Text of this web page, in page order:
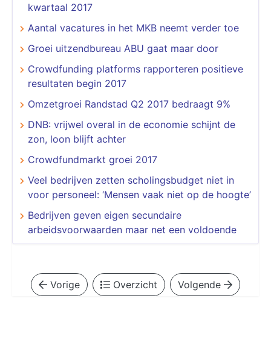
kwartaal 2017
Aantal vacatures in het MKB neemt verder toe
Groei uitzendbureau ABU gaat maar door
Crowdfunding platforms rapporteren positieve
resultaten begin 2017
Omzetgroei Randstad Q2 2017 bedraagt 9%
DNB: vrijwel overal in de economie schijnt de
zon, loon blijft achter
Crowdfundmarkt groei 2017
Veel bedrijven zetten scholingsbudget niet in
voor personeel: ‘Mensen vaak niet op de hoogte’
Bedrijven geven eigen secundaire
arbeidsvoorwaarden maar net een voldoende
Vorige Overzicht Volgende